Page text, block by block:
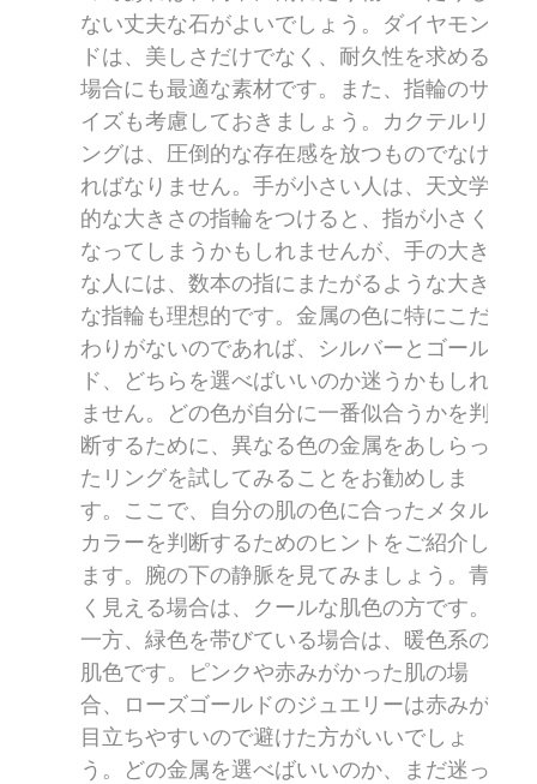
ない丈夫な石がよいでしょう。ダイヤモン
ドは、美しさだけでなく、耐久性を求める
場合にも最適な素材です。また、指輪のサ
イズも考慮しておきましょう。カクテルリ
ングは、圧倒的な存在感を放つものでなけ
ればなりません。手が小さい人は、天文学
的な大きさの指輪をつけると、指が小さく
なってしまうかもしれませんが、手の大き
な人には、数本の指にまたがるような大き
な指輪も理想的です。金属の色に特にこだ
わりがないのであれば、シルバーとゴール
ド、どちらを選べばいいのか迷うかもしれ
ません。どの色が自分に一番似合うかを判
断するために、異なる色の金属をあしらっ
たリングを試してみることをお勧めしま
す。ここで、自分の肌の色に合ったメタル
カラーを判断するためのヒントをご紹介し
ます。腕の下の静脈を見てみましょう。青
く見える場合は、クールな肌色の方です。
一方、緑色を帯びている場合は、暖色系の
肌色です。ピンクや赤みがかった肌の場
合、ローズゴールドのジュエリーは赤みが
目立ちやすいので避けた方がいいでしょ
う。どの金属を選べばいいのか、まだ迷っ